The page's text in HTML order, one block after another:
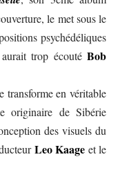
le met sous le
psychédéliques
trop écouté Bob
transforme en véritable
originaire de Sibérie
des visuels du
Leo Kaage et le